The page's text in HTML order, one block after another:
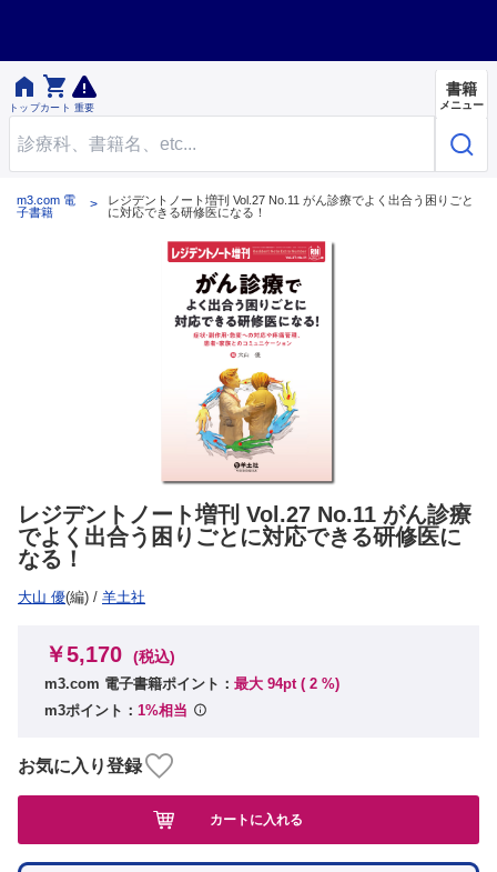

トップ

カート 重要
書籍
メニュー
m3.com 電
子書籍
レジデントノート増刊 Vol.27 No.11 がん診療でよく出合う困りごと
に対応できる研修医になる！
レジデントノート増刊 Vol.27 No.11 がん診療
でよく出合う困りごとに対応できる研修医に
なる！
大山 優(編) / 羊土社
￥5,170 (税込)
m3.com 電子書籍ポイント： 最大 94pt ( 2 %)
m3ポイント： 1%相当
お気に入り登録
カートに入れる